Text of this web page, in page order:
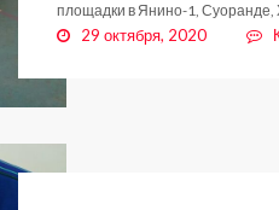
площадки в Янино-1, Суоранде,
29 октября, 2020